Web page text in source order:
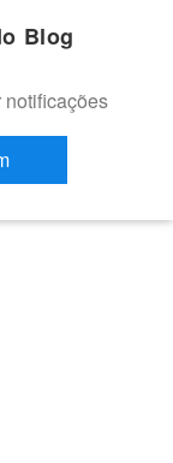
do Vale do São
Blog